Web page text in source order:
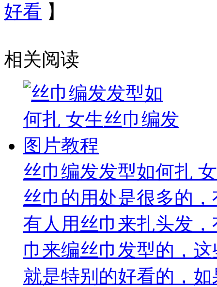
好看 】
相关阅读
丝巾编发发型如何扎
丝巾的用处是很多的
有人用丝巾来扎头发
巾来编丝巾发型的，
就是特别的好看的，